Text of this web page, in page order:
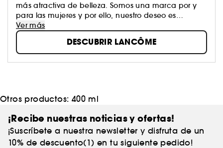
más atractiva de belleza. Somos una marca por y
para las mujeres y por ello, nuestro deseo es
hacerlas libres, auténticas y sobre todo, felices.
Creemos que la belleza no debe ser una
imposición, sino la expresión de la libertad que
cada mujer tiene para ser ella misma. Desde
Lancôme, potenciamos esa belleza que empodera
Ver más
DESCUBRIR LANCÔME
Otros productos: 400 ml
¡Recibe nuestras noticias y ofertas!
¡Suscríbete a nuestra newsletter y disfruta de un
10% de descuento(1) en tu siguiente pedido!